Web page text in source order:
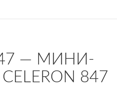
— МИНИ-
847